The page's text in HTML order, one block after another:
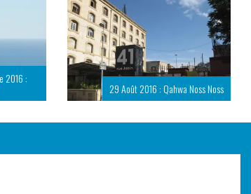
2016 :
29 Août 2016 : Qahwa Noss Noss